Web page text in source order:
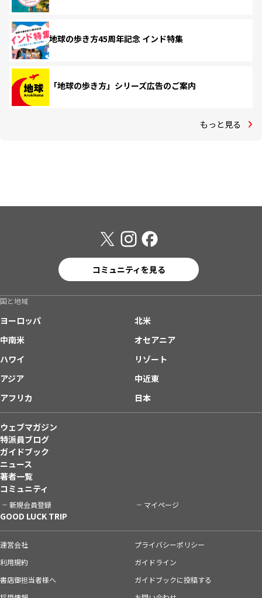
地球の歩き方45周年記念 インド特集
「地球の歩き方」シリーズ広告のご案内
もっと見る
コミュニティを見る
国と地域
ヨーロッパ
北米
中南米
オセアニア
ハワイ
リゾート
アジア
中近東
アフリカ
日本
ウェブマガジン
特派員ブログ
ガイドブック
ニュース
著者一覧
コミュニティ
新規会員登録 マイページ
GOOD LUCK TRIP
運営会社
プライバシーポリシー
利用規約
ガイドライン
書店御担当者様へ
ガイドブックに投稿する